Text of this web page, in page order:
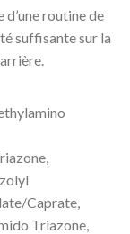
d’une routine de
suffisante sur la
Caprate,
Triazone,